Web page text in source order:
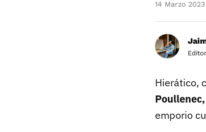
14 Marzo 2023
Hierático,
Poullenec,
emporio